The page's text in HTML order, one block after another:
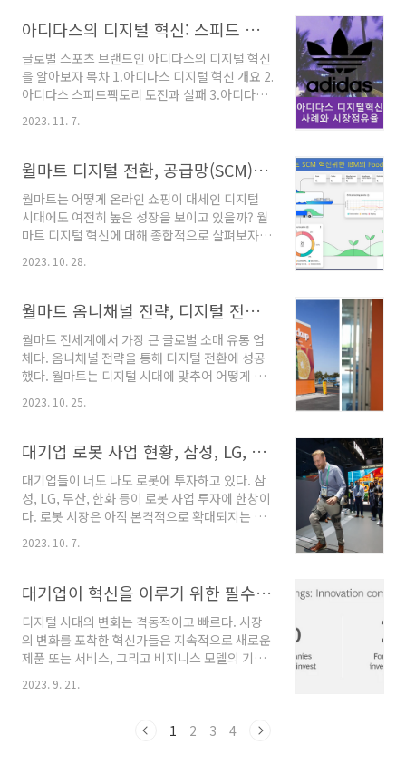
차지한 비결은 22년 한해 가장 많은 신규 특허 출
원을 진행했으며, 매출액 대비 R&D 투자금액 비
중이 높은 점 등이 반영되었다. 삼성은 10점 만점
에 9.25점을 기록했다. 삼성전자는 22년 미국에
서 한해동안 8513개의 신규 특허를 신청했다. 이
는 상위 10개 혁신 기업 중 가장 많은 숫자로, 기
체 매출(약 205..
아디다스의 디지털 혁신: 스피드 팩토리 그리고 고객 경험 개선
글로벌 스포츠 브랜드인 아디다스의 디지털 혁신
을 알아보자 목차 1.아디다스 디지털 혁신 개요 2.
아디다스 스피드팩토리 도전과 실패 3.아디다스
으로 4. 아디다스와 나이키 D2C 차이점 5. 아디
혁신 개요 아디다스는 1949년 창립한 독일의 글
로벌 스포츠 브랜드다. 글로벌 스포츠 브랜드로
전세계적인 인기를 얻고 있지만, 나이키에 밀려 2
등의 위치에 있다. 2015년 전세계를 깜짝 놀라게
할 스피드 팩토리를 짓고 디지털 혁신을 추진했
지만 스마트팩토리는 결국 공장문을 닫았고 실패
스는 2016년부터 아디다스를 이끌던 ..
2023. 11. 7.
월마트 디지털 전환, 공급망(SCM) 혁신과 제품정보 데이터 관리 방법
월마트는 어떻게 온라인 쇼핑이 대세인 디지털
시대에도 여전히 높은 성장을 보이고 있을까? 월
마트 디지털 혁신에 대해 종합적으로 살펴보자
목차 1. 월마트 디지털 전환 개요 2. 월마트의 공
급망 디지털 전환 3. 월마트의 공급망 디지털 혁
(Walmart)는 미국 최대의 오프라인 소매업체
다. 월마트는 고객 친화적인 브랜드 이미지와
EDLP(Every Day Low Price)가격 전략으로 인
해 창립이후 지속적으로 크게 성장했다. 하지만
지난 10년간 전 세계적으로 온라인이 더욱 강세
를 보이고 있다. 월마트는 엄청난 상품 구색과 낮
필하지 않는다. 디지털 기술은 고객들이 상품을 ..
2023. 10. 28.
월마트 옴니채널 전략, 디지털 전환, 성과 오프라인과 온라인 시너지, 점포 픽업, 홈 딜리버리 성과 확인하기
월마트 전세계에서 가장 큰 글로벌 소매 유통 업
체다. 옴니채널 전략을 통해 디지털 전환에 성공
했다. 월마트는 디지털 시대에 맞추어 어떻게 디
지털 혁신을 했는지 알아보고, 디지털 혁신을 성
공적으로 하는 방법에 대해 배워보자. 목차 1. 월
전략 : 점포 x 디지털 3. 월마트 옴니채널 전략 성
과 1. 월마트의 디지털 혁신 개요 월마트는 미국
에서 가장 많은 소매 점포를 가진 유통업체다. 월
마트는 온라인 쇼핑의 지속 성장과 아마존의 부
상에 대응하여 2015년 더그 맥밀런 CEO의 강력
한 디지털 전환 전략을 시작으로 본격적으로 디
해왔으나 경쟁업체인 아마존과의 경쟁에서 뒤쳐
지..
2023. 10. 25.
대기업 로봇 사업 현황, 삼성, LG, 두산, 한화 로봇 투자
대기업들이 너도 나도 로봇에 투자하고 있다. 삼
성, LG, 두산, 한화 등이 로봇 사업 투자에 한창이
다. 로봇 시장은 아직 본격적으로 확대되지는 않
았지만 점차 시장이 확대되고 있다. 이에 따라 우
리나라 대기업들도 너도 나도 로봇 시장에 진출
한 생성형 AI 시장에 , 구글, 메타, 마이크로소프
트, 아마존 등 빅테크 기업이 모두 나서 적극적으
로 나서 기술의 발전과 시장을 확대해 가는 가운
데, 또다른 미래 산업에 한국 대기업들이 적극적
으로 투자하는 것은 고무적인 일이다. 1. 삼성 로
봇 사업 삼성은 로봇 회사인 레인보우로보틱스의
봇'휴보'를 만든 로봇 개발업체다. 삼성은 지..
2023. 10. 7.
대기업이 혁신을 이루기 위한 필수 요건 3가지
디지털 시대의 변화는 격동적이고 빠르다. 시장
의 변화를 포착한 혁신가들은 지속적으로 새로운
제품 또는 서비스, 그리고 비지니스 모델의 기회
되었을 때에만 혁신으로 이어질 수 있다. 기업들
떻게 혁신을 이루어야 하는지에 대한 체계화된
2023. 9. 21.
1 2 3 4